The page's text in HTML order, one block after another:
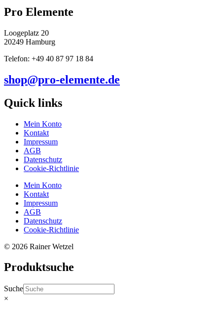
Pro Elemente
Loogeplatz 20
20249 Hamburg
Telefon: +49 40 87 97 18 84
shop@pro-elemente.de
Quick links
Mein Konto
Kontakt
Impressum
AGB
Datenschutz
Cookie-Richtlinie
Mein Konto
Kontakt
Impressum
AGB
Datenschutz
Cookie-Richtlinie
© 2026 Rainer Wetzel
Produktsuche
Suche
×